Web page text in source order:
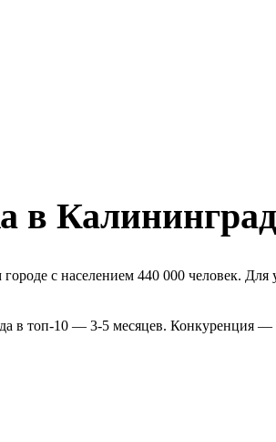
в
с населением 440 000 человек. Для
в топ-10 — 3-5 месяцев. Конкуренция —